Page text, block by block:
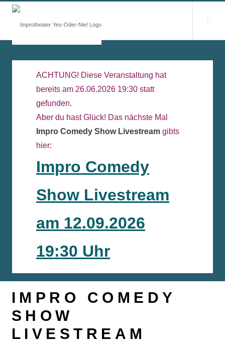
ACHTUNG! Diese Veranstaltung hat
bereits am 26.06.2026 19:30 statt
gefunden.
Aber du hast Glück! Das nächste Mal
Impro Comedy Show Livestream gibts
hier:
Impro Comedy
Show Livestream
am 12.09.2026
19:30 Uhr
IMPRO COMEDY
SHOW
LIVESTREAM